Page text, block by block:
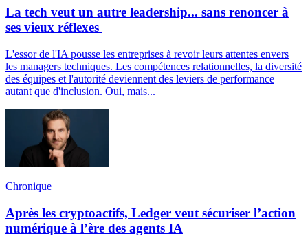
La tech veut un autre leadership... sans renoncer à
ses vieux réflexes
L'essor de l'IA pousse les entreprises à revoir leurs attentes envers
les managers techniques. Les compétences relationnelles, la diversité
des équipes et l'autorité deviennent des leviers de performance
autant que d'inclusion. Oui, mais...
Chronique
Après les cryptoactifs, Ledger veut sécuriser l’action
numérique à l’ère des agents IA